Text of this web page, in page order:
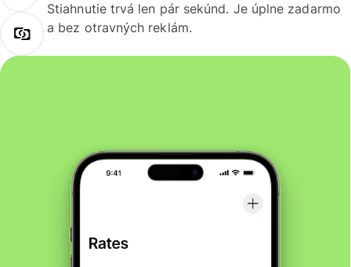
Stiahnutie trvá len pár sekúnd. Je úplne zadarmo
a bez otravných reklám.